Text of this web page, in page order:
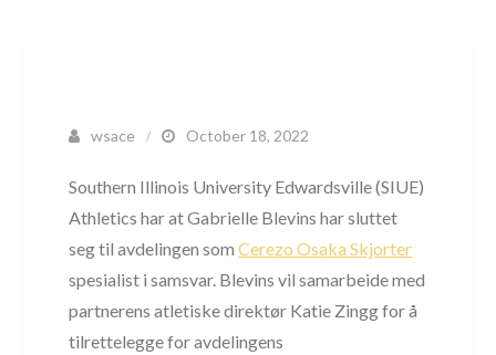
wsace October 18, 2022
Southern Illinois University Edwardsville (SIUE)
Athletics har at Gabrielle Blevins har sluttet
seg til avdelingen somCerezo Osaka Skjorter
spesialist i samsvar. Blevins vil samarbeide med
partnerens atletiske direktør Katie Zingg for å
tilrettelegge for avdelingens